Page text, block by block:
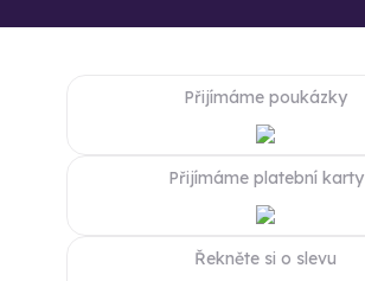
Přijímáme poukázky
Přijímáme platební karty
Řekněte si o slevu